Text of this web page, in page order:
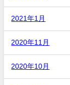
2021年1月
2020年11月
2020年10月